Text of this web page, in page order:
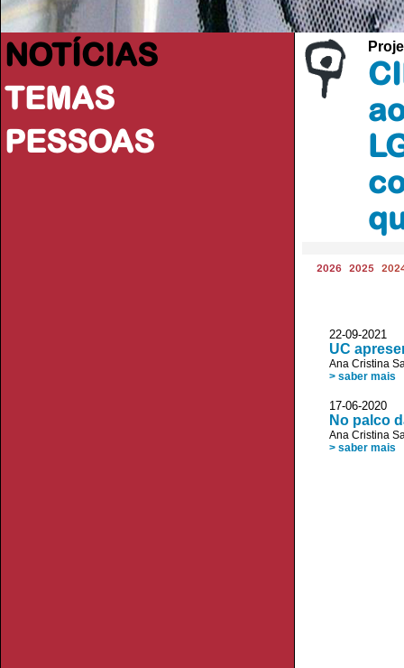
NOTÍCIAS
TEMAS
PESSOAS
2026 2025
22-09-2021
UC
Ana Cristina
> saber mais
17-06-
No palco
Ana Cristina
> saber mais